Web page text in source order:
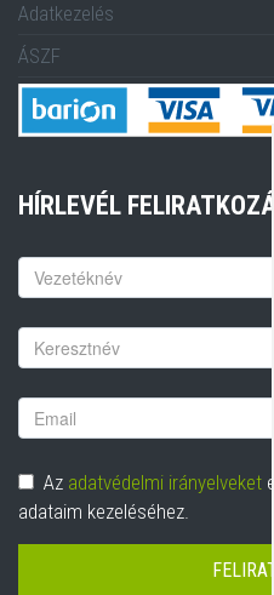
Adatkezelés
ÁSZF
HÍRLEVÉL
Keresztnév
Vezetéknév
Email
cím
Adatvédelem
Az adatvédelmi irányelveket
adataim kezeléséhez.